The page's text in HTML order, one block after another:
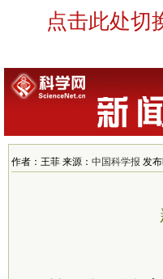
点击此处切
作者：王菲 来源： 中国科学报 发布